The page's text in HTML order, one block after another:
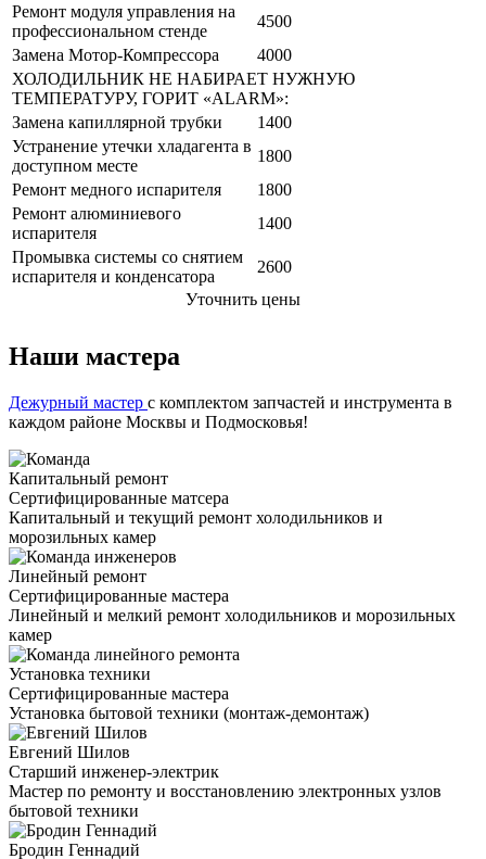
Ремонт модуля управления на
профессиональном стенде
4500
Замена Мотор-Компрессора
4000
ХОЛОДИЛЬНИК НЕ НАБИРАЕТ НУЖНУЮ
ТЕМПЕРАТУРУ, ГОРИТ «ALARM»:
Замена капиллярной трубки
1400
Устранение утечки хладагента в
доступном месте
1800
Ремонт медного испарителя
1800
Ремонт алюминиевого
испарителя
1400
Промывка системы со снятием
испарителя и конденсатора
2600
Уточнить цены
Наши мастера
Дежурный мастер с комплектом запчастей и инструмента в
каждом районе Москвы и Подмосковья!
Капитальный ремонт
Сертифицированные матсера
Капитальный и текущий ремонт холодильников и
морозильных камер
Линейный ремонт
Сертифицированные мастера
Линейный и мелкий ремонт холодильников и морозильных
камер
Установка техники
Сертифицированные мастера
Установка бытовой техники (монтаж-демонтаж)
Евгений Шилов
Старший инженер-электрик
Мастер по ремонту и восстановлению электронных узлов
бытовой техники
Бродин Геннадий